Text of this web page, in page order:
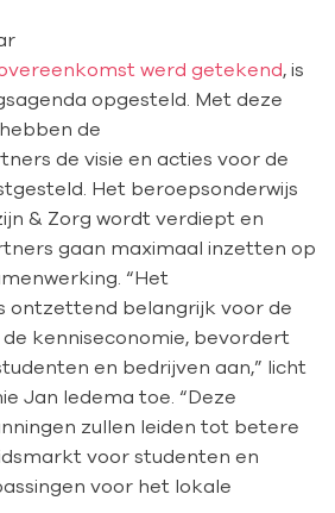
werd getekend, is
opgesteld. Met deze
de
de visie en acties voor de
Het beroepsonderwijs
& Zorg wordt verdiept en
gaan maximaal inzetten op
“Het
ontzettend belangrijk voor de
kenniseconomie, bevordert
en bedrijven aan,” licht
Jan Iedema toe. “Deze
zullen leiden tot betere
voor studenten en
voor het lokale